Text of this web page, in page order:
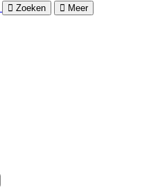
Zoeken Meer